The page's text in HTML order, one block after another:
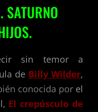
SATURNO
sin temor a
de Billy Wilder,
conocida por el
El crepúsculo de